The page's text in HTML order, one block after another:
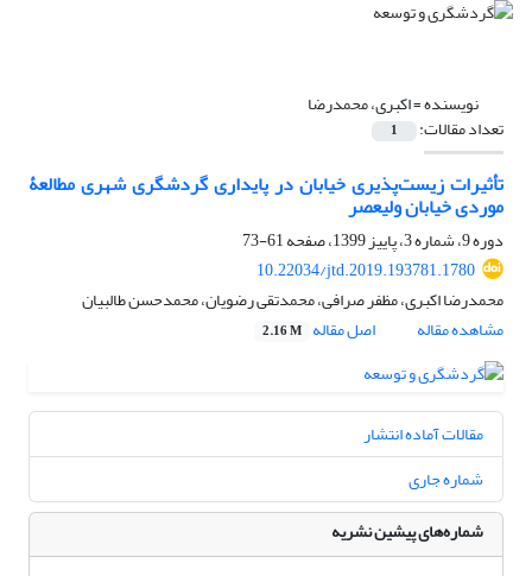
نویسنده =اکبری، محمدرضا
تعداد مقالات: 1
تأثیرات زیست‌پذیری خیابان در پایداری گردشگری شهری مطالعۀ
موردی خیابان ولیعصر
دوره 9، شماره 3، پاییز 1399، صفحه
61-73
10.22034/jtd.2019.193781.1780
محمدرضا اکبری، مظفر صرافی، محمدتقی رضویان، محمدحسن طالبیان
مشاهده مقاله
اصل مقاله 2.16 M
مقالات آماده انتشار
شماره جاری
شماره‌های پیشین نشریه